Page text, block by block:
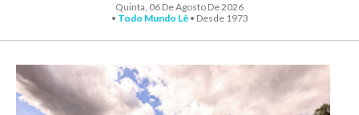
Quinta, 06 De Agosto De 2026
• Todo Mundo Lê• Desde 1973